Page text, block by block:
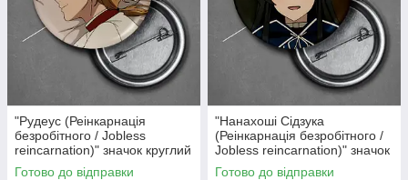
"Рудеус (Реінкарнація
безробітного / Jobless
reincarnation)" значок круглий
на булавці Ø44 мм
Готово до відправки
"Нанахоші Сідзука
(Реінкарнація безробітного /
Jobless reincarnation)" значок
круглий на булавці Ø44 мм
Готово до відправки